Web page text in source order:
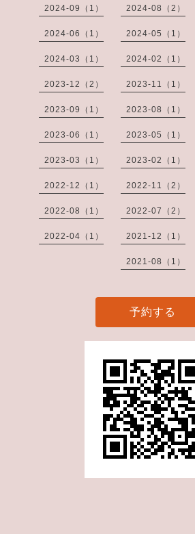
2024-09（1） 2024-08（2）
2024-06（1） 2024-05（1）
2024-03（1） 2024-02（1）
2023-12（2） 2023-11（1）
2023-09（1） 2023-08（1）
2023-06（1） 2023-05（1）
2023-03（1） 2023-02（1）
2022-12（1） 2022-11（2）
2022-08（1） 2022-07（2）
2022-04（1） 2021-12（1）
2021-08（1）
予約する